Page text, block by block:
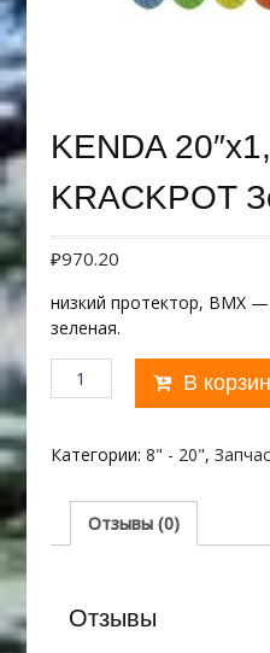
KENDA
KRACKPOT
₽970.20
низкий протектор, BMX —
зеленая.
Количество
товара
20"х1,95
KRACKPOT
Зеленая
В
Категории: 8" - 20",
Отзывы (0)
Отзывы